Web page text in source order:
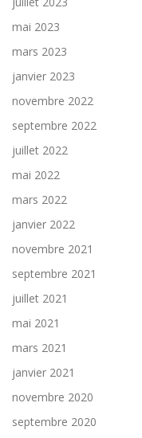
mai 2023
mars 2023
janvier 2023
novembre 2022
septembre 2022
juillet 2022
mai 2022
mars 2022
janvier 2022
novembre 2021
septembre 2021
juillet 2021
mai 2021
mars 2021
janvier 2021
novembre 2020
septembre 2020